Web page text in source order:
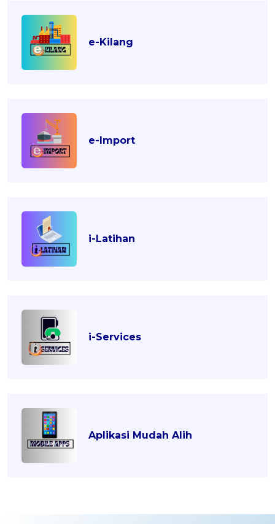
e-Kilang
e-Import
i-Latihan
i-Services
Aplikasi Mudah Alih